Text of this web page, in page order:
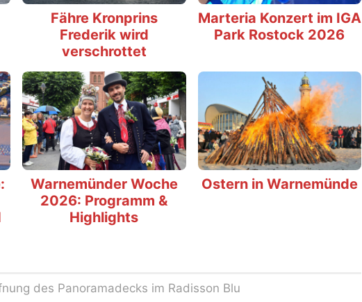
Fähre Kronprins
Frederik wird
verschrottet
Marteria Konzert im IGA
Park Rostock 2026
Warnemünder Woche
2026: Programm &
Highlights
Ostern in Warnemünde
des Panoramadecks im Radisson Blu